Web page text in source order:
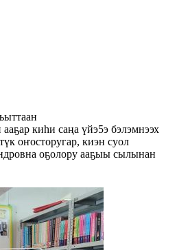
киһи саңа үйэ5э бэлэмнээх
оҥосторугар, киэн суол
оҕолору ааҕыы сылынан